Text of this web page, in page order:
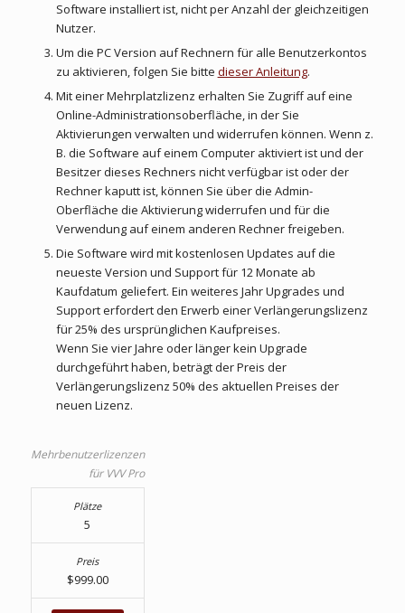
Software installiert ist, nicht per Anzahl der gleichzeitigen
Nutzer.
Um die PC Version auf Rechnern für alle Benutzerkontos
zu aktivieren, folgen Sie bitte dieser Anleitung.
Mit einer Mehrplatzlizenz erhalten Sie Zugriff auf eine
Online-Administrationsoberfläche, in der Sie
Aktivierungen verwalten und widerrufen können. Wenn z.
B. die Software auf einem Computer aktiviert ist und der
Besitzer dieses Rechners nicht verfügbar ist oder der
Rechner kaputt ist, können Sie über die Admin-
Oberfläche die Aktivierung widerrufen und für die
Verwendung auf einem anderen Rechner freigeben.
Die Software wird mit kostenlosen Updates auf die
neueste Version und Support für 12 Monate ab
Kaufdatum geliefert. Ein weiteres Jahr Upgrades und
Support erfordert den Erwerb einer Verlängerungslizenz
für 25% des ursprünglichen Kaufpreises.
Wenn Sie vier Jahre oder länger kein Upgrade
durchgeführt haben, beträgt der Preis der
Verlängerungslizenz 50% des aktuellen Preises der
neuen Lizenz.
Mehrbenutzerlizenzen
für VVV Pro
5
$999.00